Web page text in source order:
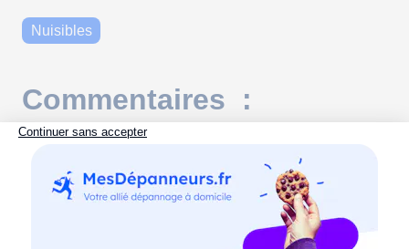
Nuisibles
Commentaires :